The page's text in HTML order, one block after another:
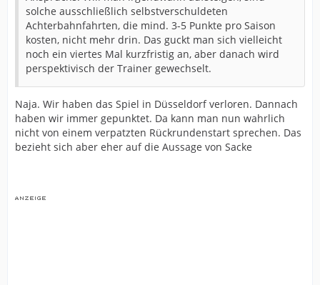
solche ausschließlich selbstverschuldeten
Achterbahnfahrten, die mind. 3-5 Punkte pro Saison
kosten, nicht mehr drin. Das guckt man sich vielleicht
noch ein viertes Mal kurzfristig an, aber danach wird
perspektivisch der Trainer gewechselt.
Naja. Wir haben das Spiel in Düsseldorf verloren. Dannach
haben wir immer gepunktet. Da kann man nun wahrlich
nicht von einem verpatzten Rückrundenstart sprechen. Das
bezieht sich aber eher auf die Aussage von Sacke